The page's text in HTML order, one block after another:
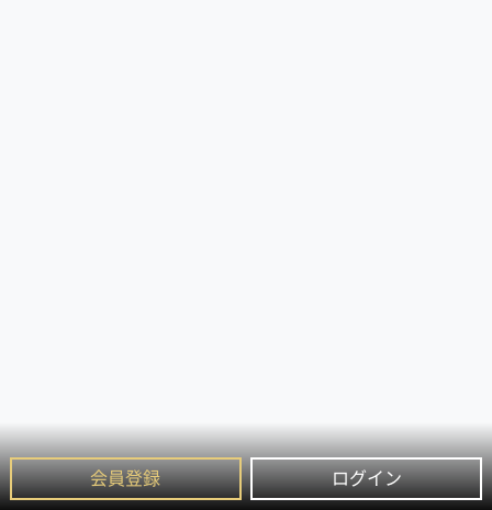
会員登録 ログイン